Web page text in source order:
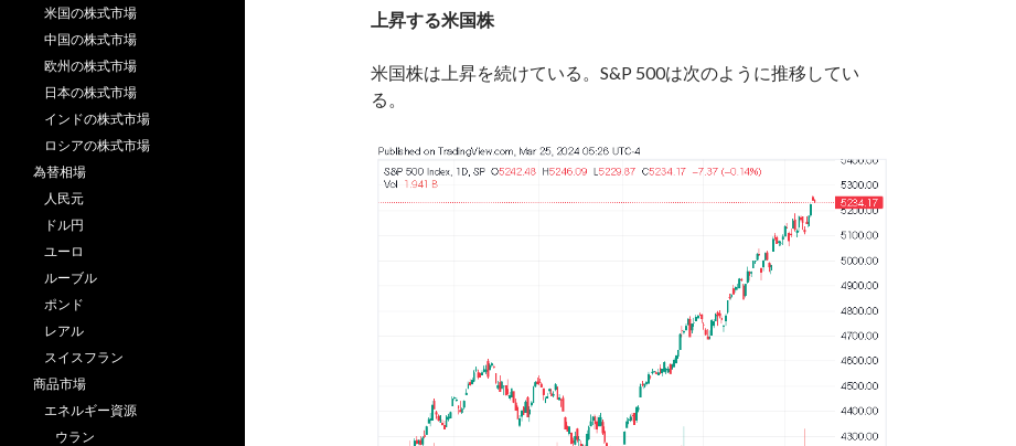
上昇する米国株
米国株は上昇を続けている。S&P 500は次のように推移してい
る。
米国の株式市場
中国の株式市場
欧州の株式市場
日本の株式市場
インドの株式市場
ロシアの株式市場
為替相場
人民元
ドル円
ユーロ
ルーブル
ポンド
レアル
スイスフラン
商品市場
エネルギー資源
ウラン